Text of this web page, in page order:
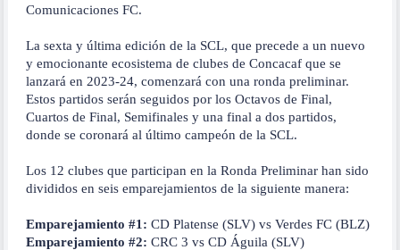
Comunicaciones FC.
La sexta y última edición de la SCL, que precede a un nuevo
y emocionante ecosistema de clubes de Concacaf que se
lanzará en 2023-24, comenzará con una ronda preliminar.
Estos partidos serán seguidos por los Octavos de Final,
Cuartos de Final, Semifinales y una final a dos partidos,
donde se coronará al último campeón de la SCL.
Los 12 clubes que participan en la Ronda Preliminar han sido
divididos en seis emparejamientos de la siguiente manera:
Emparejamiento #1: CD Platense (SLV) vs Verdes FC (BLZ)
Emparejamiento #2: CRC 3 vs CD Águila (SLV)